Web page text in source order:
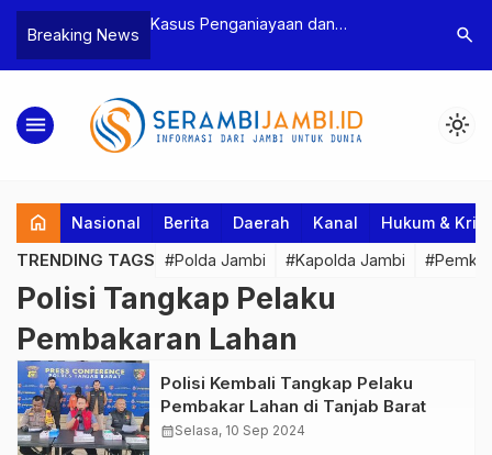
Breaking News
Bea Cukai
Pelaku beserta
dan 146 Gram
Kasus Penganiayaan dan
Tebo Tetapkan Dua Tersangka
Polres
Dua
search
menu light_mode
home Nasional Berita Daerah Kanal Hukum &
TRENDING TAGS #Polda Jambi #Kapolda Jambi
Polisi Tangkap Pelaku
Pembakaran Lahan
Polisi Kembali Tangkap Pelaku
Pembakar Lahan di Tanjab Barat
calendar_monthSelasa, 10 Sep 2024